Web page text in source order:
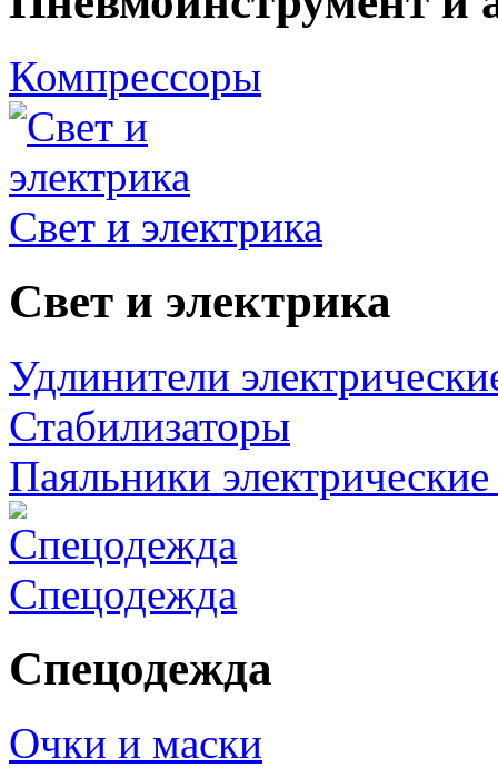
Компрессоры
Свет и электрика
Свет и электрика
Удлинители
Стабилизаторы
Паяльники
Спецодежда
Спецодежда
Очки и маски